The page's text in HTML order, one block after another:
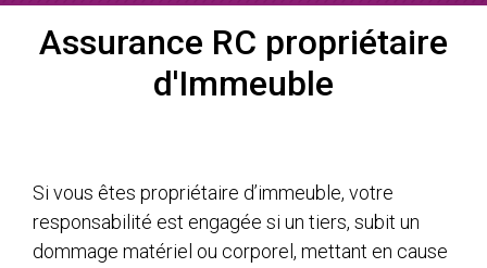
Assurance RC propriétaire
d'Immeuble
Si vous êtes propriétaire d’immeuble, votre
responsabilité est engagée si un tiers, subit un
dommage matériel ou corporel, mettant en cause